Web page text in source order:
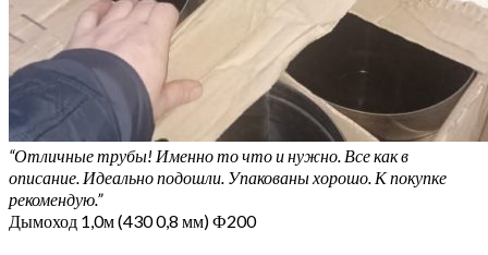
“Отличные трубы! Именно то что и нужно. Все как в
описание. Идеально подошли. Упакованы хорошо. К покупке
рекомендую.”
Дымоход 1,0м (430 0,8 мм) Ф200